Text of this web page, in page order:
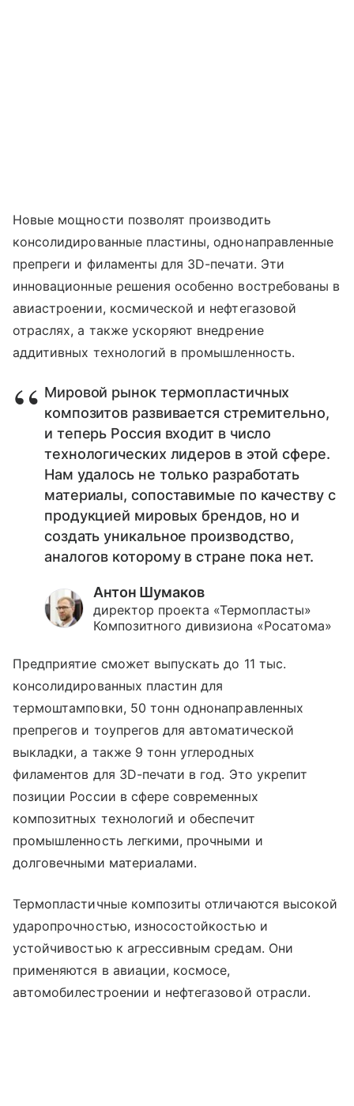
Новые мощности позволят производить
консолидированные пластины, однонаправленные
препреги и филаменты для 3D-печати. Эти
инновационные решения особенно востребованы в
авиастроении, космической и нефтегазовой
отраслях, а также ускоряют внедрение
аддитивных технологий в промышленность.
Мировой рынок термопластичных
композитов развивается стремительно,
и теперь Россия входит в число
технологических лидеров в этой сфере.
Нам удалось не только разработать
материалы, сопоставимые по качеству с
продукцией мировых брендов, но и
создать уникальное производство,
аналогов которому в стране пока нет.
Антон Шумаков
директор проекта «Термопласты»
Композитного дивизиона «Росатома»
Предприятие сможет выпускать до 11 тыс.
консолидированных пластин для
термоштамповки, 50 тонн однонаправленных
препрегов и тоупрегов для автоматической
выкладки, а также 9 тонн углеродных
филаментов для 3D-печати в год. Это укрепит
позиции России в сфере современных
композитных технологий и обеспечит
промышленность легкими, прочными и
долговечными материалами.
Термопластичные композиты отличаются высокой
ударопрочностью, износостойкостью и
устойчивостью к агрессивным средам. Они
применяются в авиации, космосе,
автомобилестроении и нефтегазовой отрасли.